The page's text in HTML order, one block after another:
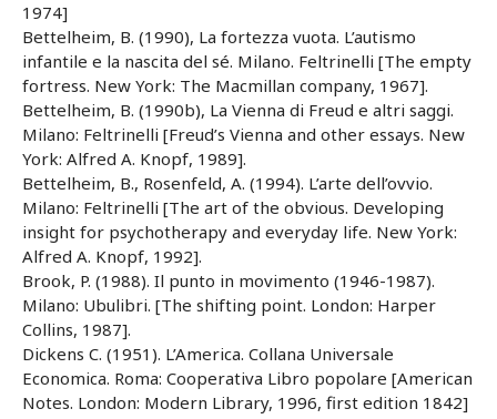
1974]
Bettelheim, B. (1990), La fortezza vuota. L’autismo
infantile e la nascita del sé. Milano. Feltrinelli [The empty
fortress. New York: The Macmillan company, 1967].
Bettelheim, B. (1990b), La Vienna di Freud e altri saggi.
Milano: Feltrinelli [Freud’s Vienna and other essays. New
York: Alfred A. Knopf, 1989].
Bettelheim, B., Rosenfeld, A. (1994). L’arte dell’ovvio.
Milano: Feltrinelli [The art of the obvious. Developing
insight for psychotherapy and everyday life. New York:
Alfred A. Knopf, 1992].
Brook, P. (1988). Il punto in movimento (1946-1987).
Milano: Ubulibri. [The shifting point. London: Harper
Collins, 1987].
Dickens C. (1951). L’America. Collana Universale
Economica. Roma: Cooperativa Libro popolare [American
Notes. London: Modern Library, 1996, first edition 1842]